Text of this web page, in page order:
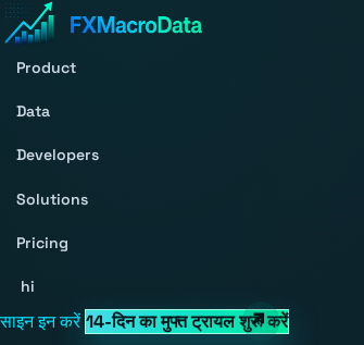
Product
Data
Developers
Solutions
Pricing
hi
साइन इन करें 14-दिन का मुफ्त ट्रायल शुरू करें